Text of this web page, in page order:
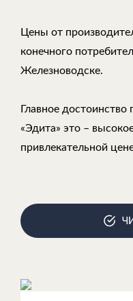
Цены от
конечного
Железноводске.
Главное
«Эдита» это –
привлекательной